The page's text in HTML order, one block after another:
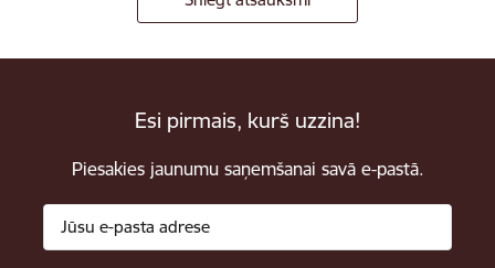
Esi pirmais, kurš uzzina!
Piesakies jaunumu saņemšanai savā e-pastā.